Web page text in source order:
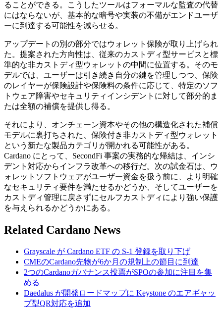
ることができる。こうしたツールはフォーマルな監査の代替
にはならないが、基本的な暗号や実装の不備がエンドユーザ
ーに到達する可能性を減らせる。
アップデートの別の部分ではウォレット保険が取り上げられ
た。提案された方向性は、従来のカストディ型サービスと標
準的な非カストディ型ウォレットの中間に位置する。そのモ
デルでは、ユーザーは引き続き自分の鍵を管理しつつ、保険
のレイヤーが保険設計や保険料の条件に応じて、特定のソフ
トウェア障害やセキュリティインシデントに対して部分的ま
たは全額の補償を提供し得る。
それにより、オンチェーン資本やその他の構造化された補償
モデルに裏打ちされた、保険付き非カストディ型ウォレット
という新たな製品カテゴリが開かれる可能性がある。
Cardano にとって、SecondFi 事案の実務的な帰結は、インシ
デント対応からインフラ改革への移行だ。次の試金石は、ウ
ォレットソフトウェアがユーザー資金を扱う前に、より明確
なセキュリティ要件を満たせるかどうか、そしてユーザーを
カストディ管理に戻さずにセルフカストディにより強い保護
を与えられるかどうかにある。
Related Cardano News
Grayscale が Cardano ETF の S-1 登録を取り下げ
CMEのCardano先物が6か月の規制上の節目に到達
2つのCardanoガバナンス投票がSPOの参加に注目を集
める
Daedalus が開発ロードマップに Keystone のエアギャッ
プ型QR対応を追加